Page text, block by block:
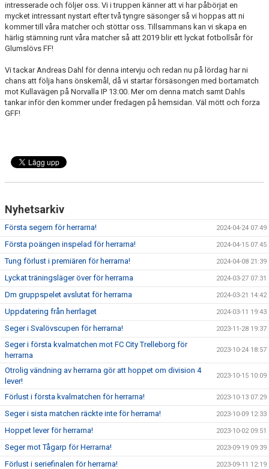
intresserade och följer oss. Vi i truppen känner att vi har påbörjat en
mycket intressant nystart efter två tyngre säsonger så vi hoppas att ni
kommer till våra matcher och stöttar oss. Tillsammans kan vi skapa en
härlig stämning runt våra matcher så att 2019 blir ett lyckat fotbollsår för
Glumslövs FF!
Vi tackar Andreas Dahl för denna intervju och redan nu på lördag har ni
chans att följa hans önskemål, då vi startar försäsongen med bortamatch
mot Kullavägen på Norvalla IP 13:00. Mer om denna match samt Dahls
tankar inför den kommer under fredagen på hemsidan. Väl mött och forza
GFF!
Nyhetsarkiv
Första segern för herrarna! 2024-04-24 07:49
Första poängen inspelad för herrarna! 2024-04-15 07:45
Tung förlust i premiären för herrarna! 2024-04-08 21:39
Lyckat träningsläger över för herrarna 2024-03-27 07:31
Dm gruppspelet avslutat för herrarna 2024-03-21 14:42
Uppdatering från herrlaget 2024-03-11 19:43
Seger i Svalövscupen för herrarna! 2023-11-28 19:37
Seger i första kvalmatchen mot FC City Trelleborg för
herrarna
2023-10-24 18:57
Otrolig vändning av herrarna gör att hoppet om division 4
lever!
2023-10-15 10:09
Förlust i första kvalmatchen för herrarna! 2023-10-13 07:29
Seger i sista matchen räckte inte för herrarna! 2023-10-09 12:33
Hoppet lever för herrarna! 2023-10-02 09:51
Seger mot Tågarp för Herrarna! 2023-09-19 09:39
Förlust i seriefinalen för herrarna! 2023-09-11 12:19